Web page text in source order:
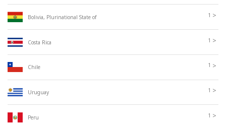
Bolivia, Plurinational State of 1 >
Costa Rica 1 >
Chile 1 >
Uruguay 1 >
Peru 1 >